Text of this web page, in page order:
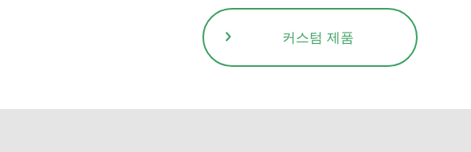
커스텀 제품